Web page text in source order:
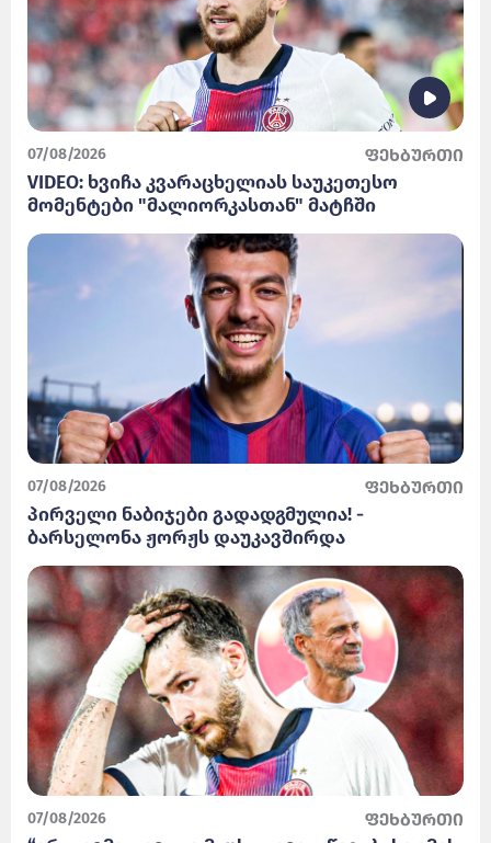
07/08/2026 ფეხბურთი
VIDEO: ხვიჩა კვარაცხელიას საუკეთესო
მომენტები "მალიორკასთან" მატჩში
07/08/2026 ფეხბურთი
პირველი ნაბიჯები გადადგმულია! -
ბარსელონა ჟორჟს დაუკავშირდა
07/08/2026 ფეხბურთი